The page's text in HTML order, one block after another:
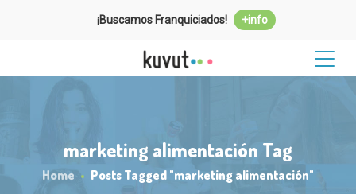
¡Buscamos Franquiciados! +info
marketing alimentación Tag
Home Posts Tagged "marketing alimentación"